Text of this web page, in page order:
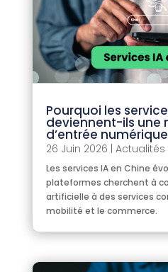
Pourquoi les
deviennent-ils une
d’entrée
26 Juin 2026 | Actualités
Les services IA en Chine
plateformes cherchent à
artificielle à des services
mobilité et le commerce.